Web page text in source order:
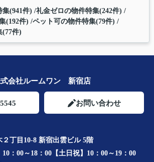
(941件) 礼金ゼロの物件特集(242件)
(192件) ペット可の物件特集(79件)
(77件)
会社ルームワン 新宿店
お問い合わせ
丁目10-8 新宿出雲ビル 5階
10：00～18：00【土日祝】10：00～19：00